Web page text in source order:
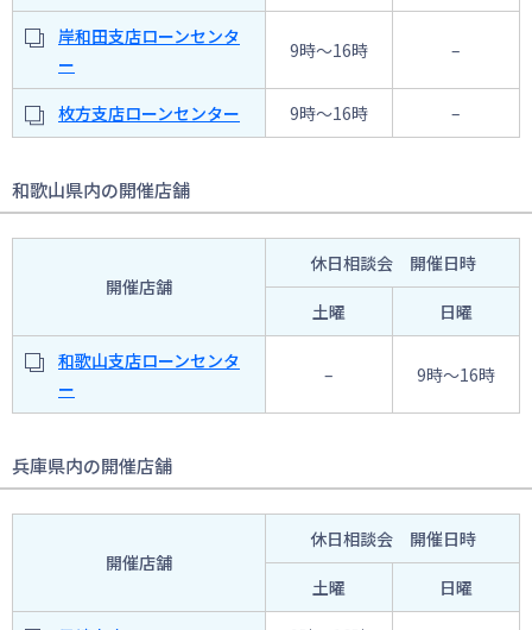
岸和田支店ローンセンタ
ー
9時〜16時 –
枚方支店ローンセンター 9時〜16時 –
和歌山県内の開催店舗
開催店舗
休日相談会 開催日時
土曜 日曜
和歌山支店ローンセンタ
ー
– 9時〜16時
兵庫県内の開催店舗
開催店舗
休日相談会 開催日時
土曜 日曜